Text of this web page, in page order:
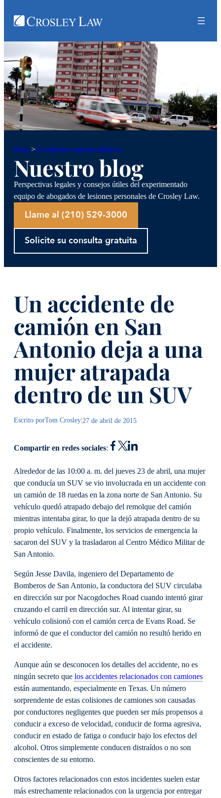
Blog >Accidentes automovilísticos
Nuestro blog
Perspectivas legales y consejos útiles del experimentado
equipo de abogados de lesiones personales de Crosley Law.
Llame al (210) 529-3000
Solicite su consulta gratuita
Un accidente de
camión en San
Antonio deja a una
mujer atrapada
dentro de un SUV
Escrito porTom Crosley|27 de abril de 2015
Compartir en redes sociales:
Alrededor de las 10:00 a. m. del jueves 23 de abril, una mujer
que conducía un SUV se vio involucrada en un accidente con
un camión de 18 ruedas en la zona norte de San Antonio. Su
vehículo quedó atrapado debajo del remolque del camión
mientras intentaba girar, lo que la dejó atrapada dentro de su
propio vehículo. Finalmente, los servicios de emergencia la
sacaron del SUV y la trasladaron al Centro Médico Militar de
San Antonio.
Según Jesse Davila, ingeniero del Departamento de
Bomberos de San Antonio, la conductora del SUV circulaba
en dirección sur por Nacogdoches Road cuando intentó girar
cruzando el carril en dirección sur. Al intentar girar, su
vehículo colisionó con el camión cerca de Evans Road. Se
informó de que el conductor del camión no resultó herido en
el accidente.
Aunque aún se desconocen los detalles del accidente, no es
ningún secreto que los accidentes relacionados con camiones
están aumentando, especialmente en Texas. Un número
sorprendente de estas colisiones de camiones son causadas
por conductores negligentes que pueden ser más propensos a
conducir a exceso de velocidad, conducir de forma agresiva,
conducir en estado de fatiga o conducir bajo los efectos del
alcohol. Otros simplemente conducen distraídos o no son
conscientes de su entorno.
Otros factores relacionados con estos incidentes suelen estar
más estrechamente relacionados con la urgencia por entregar